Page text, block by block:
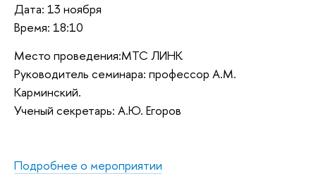
Дата: 13 ноября
Время: 18:10
Место проведения:МТС ЛИНК
Руководитель семинара: профессор А.М.
Карминский.
Ученый секретарь: А.Ю. Егоров
Подробнее о мероприятии